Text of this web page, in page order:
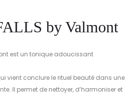
by Valmont
est un tonique adoucissant
vient conclure le rituel beauté dans une
Il permet de nettoyer, d’harmoniser et